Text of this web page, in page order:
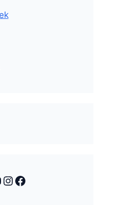
Instagram
Facebook